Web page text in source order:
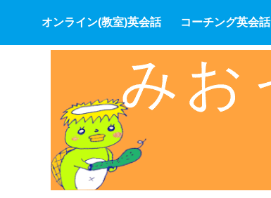
オンライン(教室)英会話 コーチング英会話